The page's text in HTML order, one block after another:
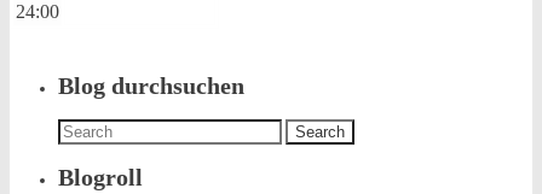
24:00
Blog durchsuchen
Search
for:
Blogroll